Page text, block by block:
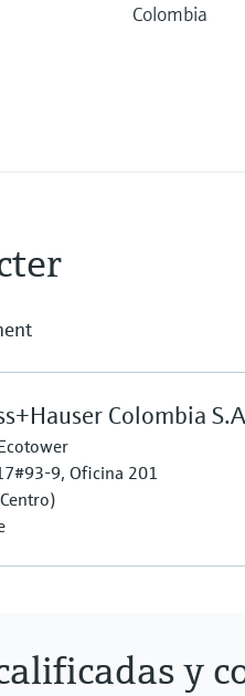
Colombia
Colombia
9, Oficina 201
y